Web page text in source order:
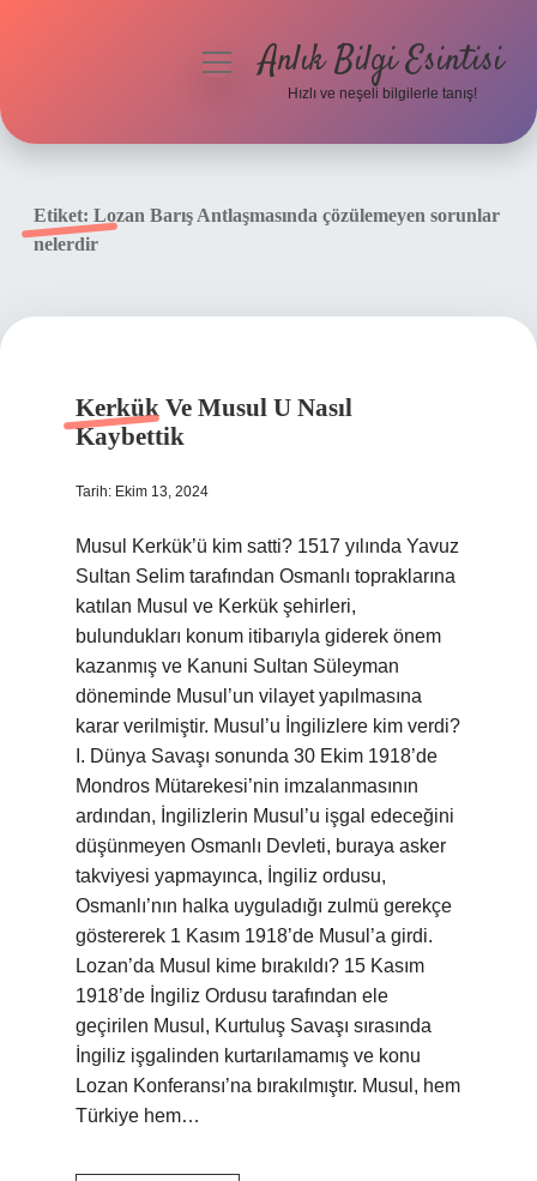
Yasal Uyarı
menüyüAnlık Bilgi Esintisi
Hızlı ve neşeli bilgilerle tanış!
Etiket: Lozan Barış Antlaşmasında çözülemeyen sorunlar
nelerdir
Kerkük Ve Musul U Nasıl
Kaybettik
Tarih: Ekim 13, 2024
Musul Kerkük’ü kim satti? 1517 yılında Yavuz
Sultan Selim tarafından Osmanlı topraklarına
katılan Musul ve Kerkük şehirleri,
bulundukları konum itibarıyla giderek önem
kazanmış ve Kanuni Sultan Süleyman
döneminde Musul’un vilayet yapılmasına
karar verilmiştir. Musul’u İngilizlere kim verdi?
I. Dünya Savaşı sonunda 30 Ekim 1918’de
Mondros Mütarekesi’nin imzalanmasının
ardından, İngilizlerin Musul’u işgal edeceğini
düşünmeyen Osmanlı Devleti, buraya asker
takviyesi yapmayınca, İngiliz ordusu,
Osmanlı’nın halka uyguladığı zulmü gerekçe
göstererek 1 Kasım 1918’de Musul’a girdi.
Lozan’da Musul kime bırakıldı? 15 Kasım
1918’de İngiliz Ordusu tarafından ele
geçirilen Musul, Kurtuluş Savaşı sırasında
İngiliz işgalinden kurtarılamamış ve konu
Lozan Konferansı’na bırakılmıştır. Musul, hem
Türkiye hem…